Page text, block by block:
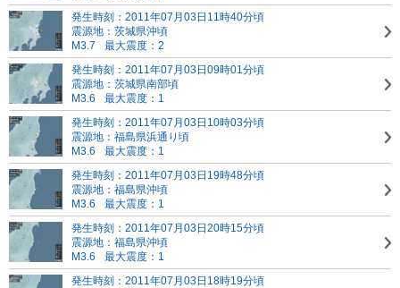
発生時刻：2011年07月03日11時40分頃
震源地：茨城県沖頃
M3.7
最大震度：2
発生時刻：2011年07月03日09時01分頃
震源地：茨城県南部頃
M3.6
最大震度：1
発生時刻：2011年07月03日10時03分頃
震源地：福島県浜通り頃
M3.6
最大震度：1
発生時刻：2011年07月03日19時48分頃
震源地：福島県沖頃
M3.6
最大震度：1
発生時刻：2011年07月03日20時15分頃
震源地：福島県沖頃
M3.6
最大震度：1
発生時刻：2011年07月03日18時19分頃